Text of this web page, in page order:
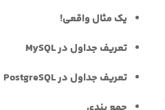
یک مثال واقعی!
تعریف جداول در MySQL
تعریف جداول در PostgreSQL